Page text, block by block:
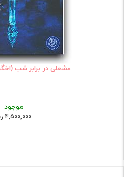
مشعلی در برابر شب
موجود
4,500,000 ریال